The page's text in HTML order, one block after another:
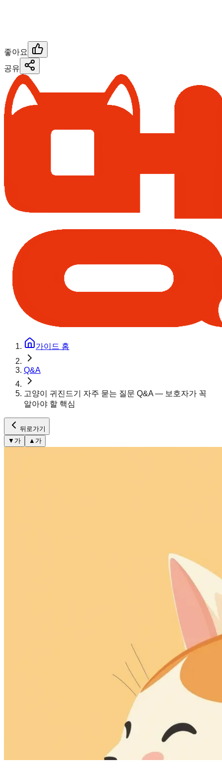
좋아요
공유
가이드 홈
Q&A
고양이 귀진드기 자주 묻는 질문 Q&A — 보호자가 꼭
알아야 할 핵심
뒤로가기
▼ 가 ▲ 가